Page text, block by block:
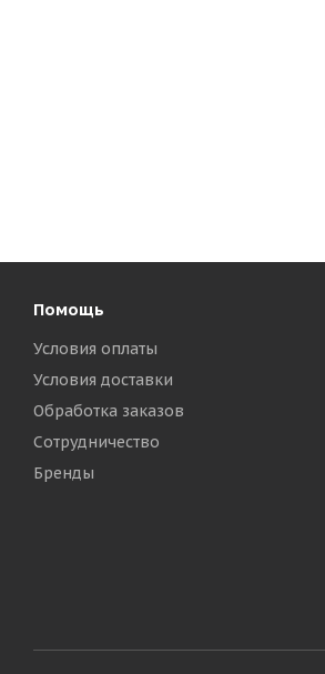
Помощь
Условия оплаты
Условия доставки
Обработка заказов
Сотрудничество
Бренды